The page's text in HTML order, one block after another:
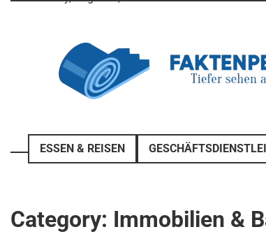
ESSEN & REISEN
Category: Immobilien &